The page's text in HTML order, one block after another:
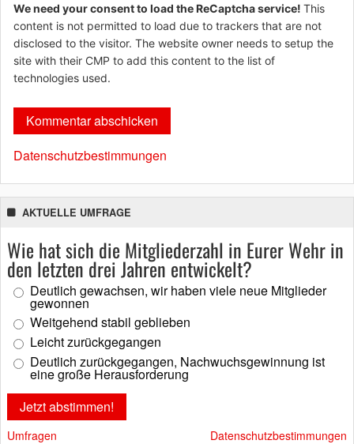
We need your consent to load the ReCaptcha service! This
content is not permitted to load due to trackers that are not
disclosed to the visitor. The website owner needs to setup the
site with their CMP to add this content to the list of
technologies used.
Datenschutzbestimmungen
AKTUELLE UMFRAGE
Wie hat sich die Mitgliederzahl in Eurer Wehr in
den letzten drei Jahren entwickelt?
Deutlich gewachsen, wir haben viele neue Mitglieder
gewonnen
Weitgehend stabil geblieben
Leicht zurückgegangen
Deutlich zurückgegangen, Nachwuchsgewinnung ist
eine große Herausforderung
Umfragen Datenschutzbestimmungen